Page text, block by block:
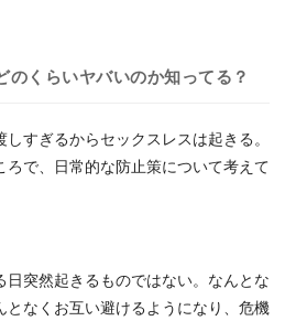
のくらいヤバいのか知ってる？
すぎるからセックスレスは起きる。
ろで、日常的な防止策について考えて
日突然起きるものではない。なんとな
となくお互い避けるようになり、危機